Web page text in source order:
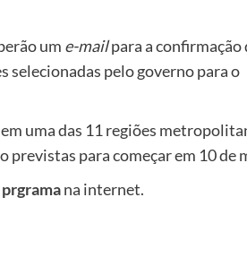
um e-mailpara a confirmação
pelo governo para o
uma das 11 regiões
para começar em 10 de
na internet.